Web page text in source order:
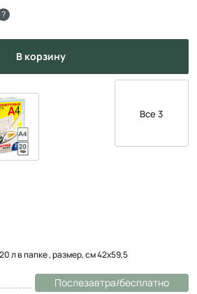
?
в корзину
Все 3
л в папке , размер, см 42х59,5
Послезавтра/бесплатно